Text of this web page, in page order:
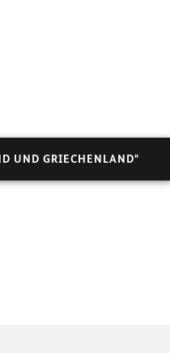
UND GRIECHENLAND"